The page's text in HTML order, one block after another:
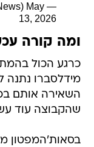
— Sky Sports News (@SkySportsNews)
May
13, 2026
ומה קורה
כרגע הכול
מידלסברו נתנה
השאירה אותם
שהקבוצה עוד
בסאות'המפטון